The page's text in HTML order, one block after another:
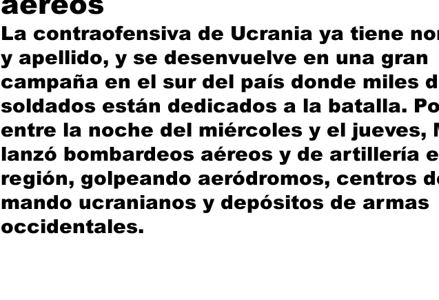
La contraofensiva de Ucrania ya tiene
y apellido, y se desenvuelve en una gran
campaña en el sur del país donde miles
soldados están dedicados a la batalla.
entre la noche del miércoles y el jueves,
lanzó bombardeos aéreos y de artillería
región, golpeando aeródromos, centros
mando ucranianos y depósitos de armas
occidentales.